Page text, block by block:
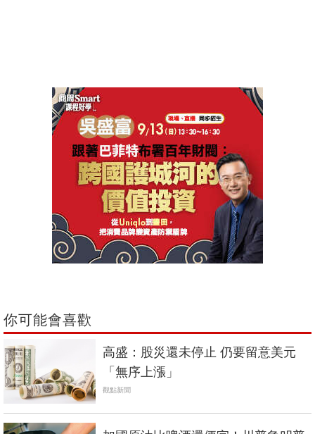
你可能會喜歡
高盛：股災還未停止 仍要留意美元
「無序上漲」
觀點新聞